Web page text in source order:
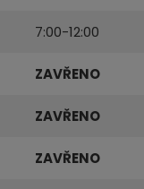
7:00-12:00
ZAVŘENO
ZAVŘENO
ZAVŘENO